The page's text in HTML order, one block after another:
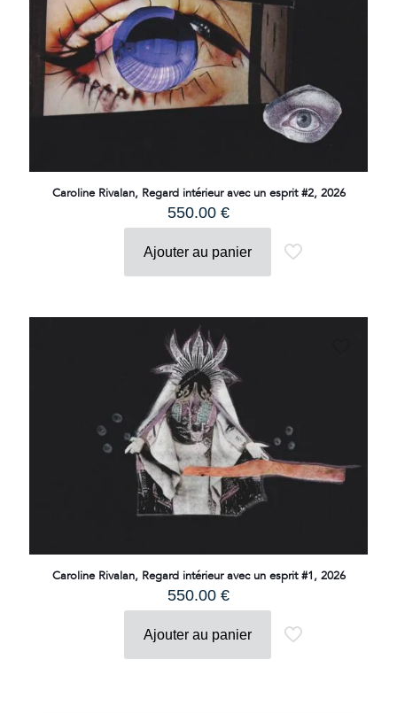
Caroline Rivalan, Regard intérieur avec un esprit #2, 2026
550.00 €
Ajouter au panier
Caroline Rivalan, Regard intérieur avec un esprit #1, 2026
550.00 €
Ajouter au panier